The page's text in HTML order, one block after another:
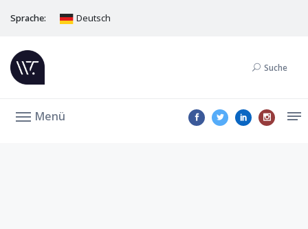
Sprache: Deutsch
Suche
Menü